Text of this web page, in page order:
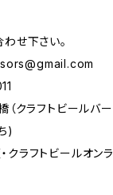
せ下さい。
（クラフトビールバー
)
ラフトビールオンラ